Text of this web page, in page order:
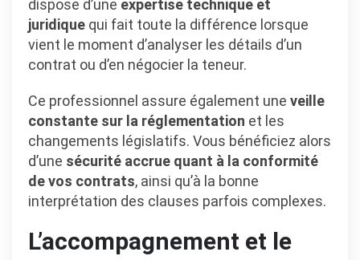
dispose d’une expertise technique et
juridique qui fait toute la différence lorsque
vient le moment d’analyser les détails d’un
contrat ou d’en négocier la teneur.
Ce professionnel assure également une veille
constante sur la réglementation et les
changements législatifs. Vous bénéficiez alors
d’une sécurité accrue quant à la conformité
de vos contrats, ainsi qu’à la bonne
interprétation des clauses parfois complexes.
L’accompagnement et le